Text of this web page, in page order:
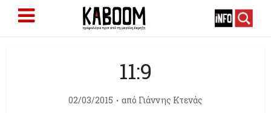
11:9
02/03/2015 από Γιάννης Κτενάς